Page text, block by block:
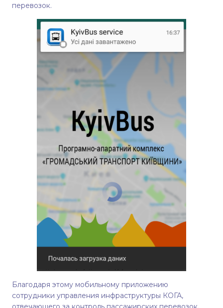
перевозок.
Благодаря этому мобильному приложению
сотрудники управления инфраструктуры КОГА,